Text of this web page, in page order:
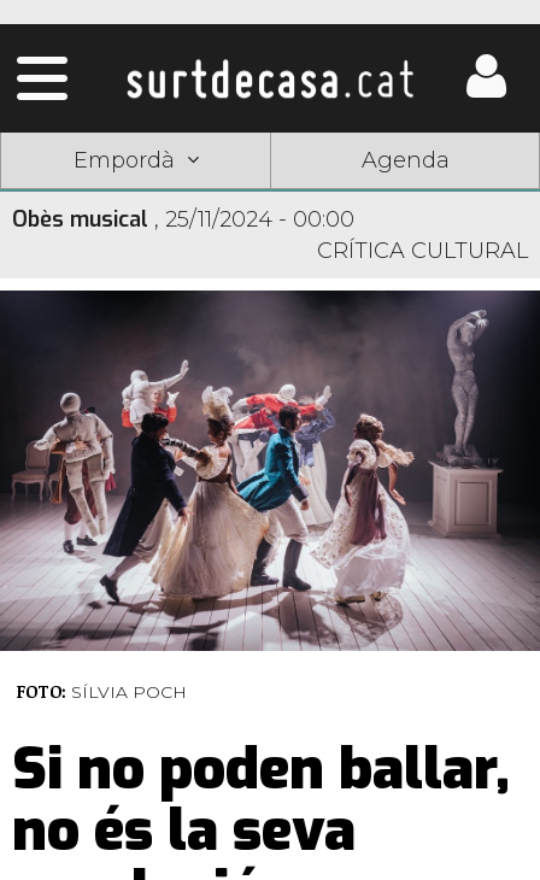
Empordà Agenda
Obès musical , 25/11/2024 - 00:00
CRÍTICA CULTURAL
FOTO: SÍLVIA POCH
Si no poden ballar,
no és la seva